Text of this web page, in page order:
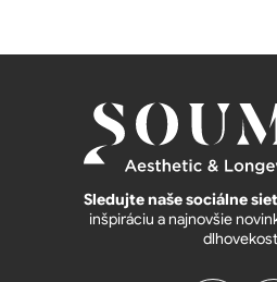
Sledujte naše sociálne
inšpiráciu a najnovšie